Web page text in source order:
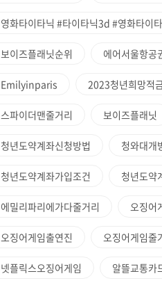
영화타이타닉 #타이타닉3d #영화타이
보이즈플래닛순위 에어서울항공
Emilyinparis 2023청년희망적
스파이더맨줄거리 보이즈플래닛
청년도약계좌신청방법 청와대개
청년도약계좌가입조건 청년도약
에밀리파리에가다줄거리 오징어
오징어게임출연진 오징어게임줄
넷플릭스오징어게임 알뜰교통카